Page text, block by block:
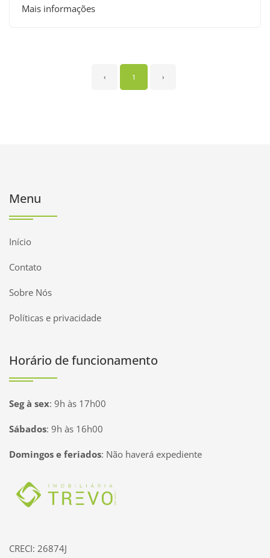
Mais informações
‹ 1 ›
Menu
Início
Contato
Sobre Nós
Políticas e privacidade
Horário de funcionamento
Seg à sex: 9h às 17h00
Sábados: 9h às 16h00
Domingos e feriados: Não haverá expediente
Página inicial
CRECI: 26874J